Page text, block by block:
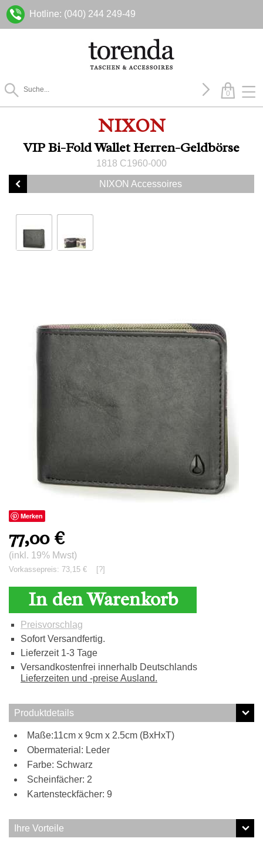
Hotline: (040) 244 249-49
0
NIXON
VIP Bi-Fold Wallet Herren-Geldbörse
1818 C1960-000
NIXON Accessoires
Merken
77,00 €
(inkl. 19% Mwst)
Vorkassepreis: 73,15 € [?]
In den Warenkorb
Preisvorschlag
Sofort Versandfertig.
Lieferzeit 1-3 Tage
Versandkostenfrei innerhalb Deutschlands
Lieferzeiten und -preise Ausland.
Produktdetails
Maße:11cm x 9cm x 2.5cm (BxHxT)
Obermaterial: Leder
Farbe: Schwarz
Scheinfächer: 2
Kartensteckfächer: 9
Ihre Vorteile